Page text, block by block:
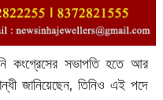
কংগ্রেসের সভাপতি হতে আর
জানিয়েছেন, তিনিও এই পদে